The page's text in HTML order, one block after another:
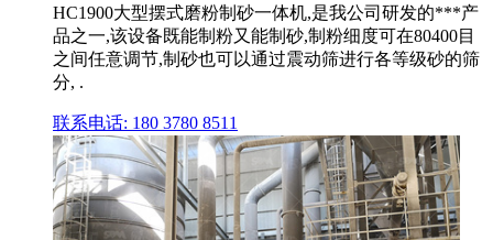
HC1900大型摆式磨粉制砂一体机,是我公司研发的***产
品之一,该设备既能制粉又能制砂,制粉细度可在80400目
之间任意调节,制砂也可以通过震动筛进行各等级砂的筛
分, .
联系电话: 180 3780 8511